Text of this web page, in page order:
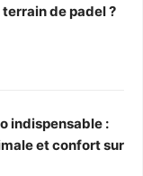
de padel ?
indispensable :
et confort sur